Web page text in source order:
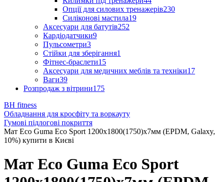
Опції для силових тренажерів230
Силіконові мастила19
Аксесуари для батутів252
Кардіодатчики9
Пульсометри3
Стійки для зберігання1
Фітнес-браслети15
Аксесуари для медичних меблів та техніки17
Ваги39
Розпродаж з вітрини175
BH fitness
Обладнання для кросфіту та воркауту
Гумові підлогові покриття
Мат Eco Guma Eco Sport 1200х1800(1750)х7мм (EPDM, Galaxy,
10%) купити в Києві
Мат Eco Guma Eco Sport